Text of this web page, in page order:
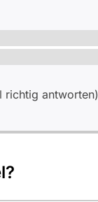
richtig antworten)